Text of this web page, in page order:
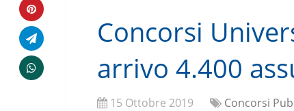
Concorsi
arrivo 4.400
15 Ottobre 2019 Concorsi